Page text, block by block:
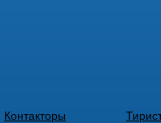
Контакторы